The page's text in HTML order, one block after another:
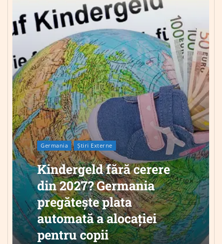
Germania Știri Externe
Kindergeld fără cerere
din 2027? Germania
pregătește plata
automată a alocației
pentru copii